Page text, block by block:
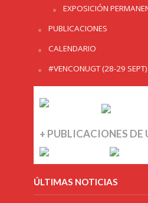
EXPOSICIÓN
PUBLICACIONES
CALENDARIO
#VENCONUGT (28-29 SEPT)
+ PUBLICACIONES DE
ÚLTIMAS NOTICIAS